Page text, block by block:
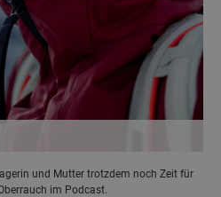
und Mutter trotzdem noch Zeit für
im Podcast.